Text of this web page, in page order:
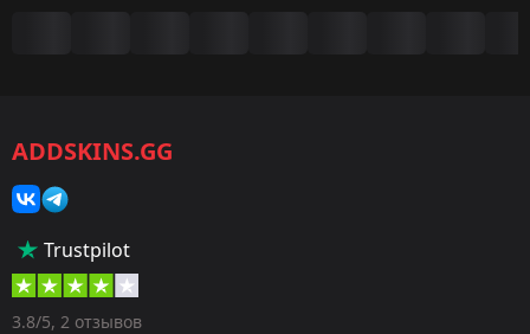
Категория:
Скины
Дробовики
Оружие:
ADDSKINS.GG
Trustpilot
3.8/5, 2 отзывов